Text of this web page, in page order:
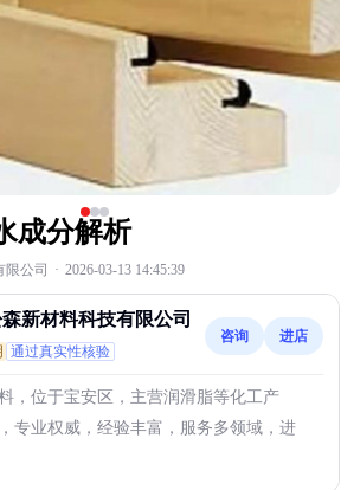
成分解析
公司 · 2026-03-13 14:45:39
新材料科技有限公司
通过真实性核验
咨询 进店
，位于宝安区，主营润滑脂等化工产
专业权威，经验丰富，服务多领域，进